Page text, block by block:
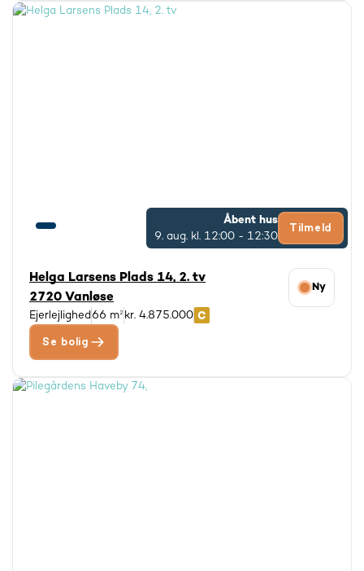
Åbent hus
9. aug. kl. 12:00 - 12:30
Tilmeld
Helga Larsens Plads 14, 2. tv
2720 Vanløse
Ny
Ejerlejlighed 66 m² kr. 4.875.000
Se bolig